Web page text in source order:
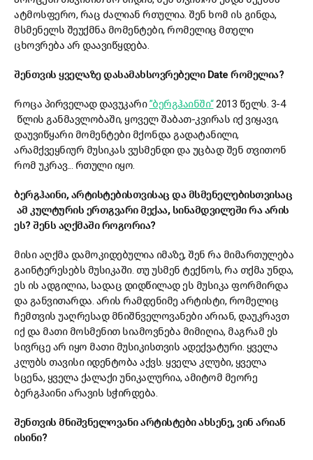
ატმოსფერო, რაც ძალიან რთულია. შენ ხომ ის გინდა,
მსმენელს შეუქმნა მომენტები, რომელიც მთელი
ცხოვრება არ დაავიწყდება.
შენთვის ყველაზე დასამახსოვრებელი Date რომელია?
როცა პირველად დავუკარი”ბერგჰაინში“2013 წელს. 3-4
წლის განმავლობაში, ყოველ შაბათ-კვირას იქ ვიყავი,
დაუვიწყარი მომენტები მქონდა გადატანილი,
არამქვეყნიურ მუსიკას ვუსმენდი და უცბად შენ თვითონ
რომ უკრავ... რთული იყო.
ბერგჰაინი, არტისტებისთვისაც და მსმენელებისთვისაც
ამ კულტურის ერთგვარი მექაა, სინამდვილეში რა არის
ეს? შენს აღქმაში როგორია?
მისი აღქმა დამოკიდებულია იმაზე, შენ რა მიმართულება
გაინტერესებს მუსიკაში. თუ უსმენ ტექნოს, რა თქმა უნდა,
ეს ის ადგილია, სადაც დიდწილად ეს მუსიკა ფორმირდა
და განვითარდა. არის რამდენიმე არტისტი, რომელიც
ჩემთვის უაღრესად მნიშნველოვანები არიან, დაუკრავთ
იქ და მათი მოსმენით სიამოვნება მიმიღია, მაგრამ ეს
სივრცე არ იყო მათი მუსიკისთვის ადექვატური. ყველა
კლუბს თავისი იდენტობა აქვს. ყველა კლუბი, ყველა
სცენა, ყველა ქალაქი უნიკალურია, ამიტომ მეორე
ბერგჰაინი არავის სჭირდება.
შენთვის მნიშვნელოვანი არტისტები ახსენე, ვინ არიან
ისინი?